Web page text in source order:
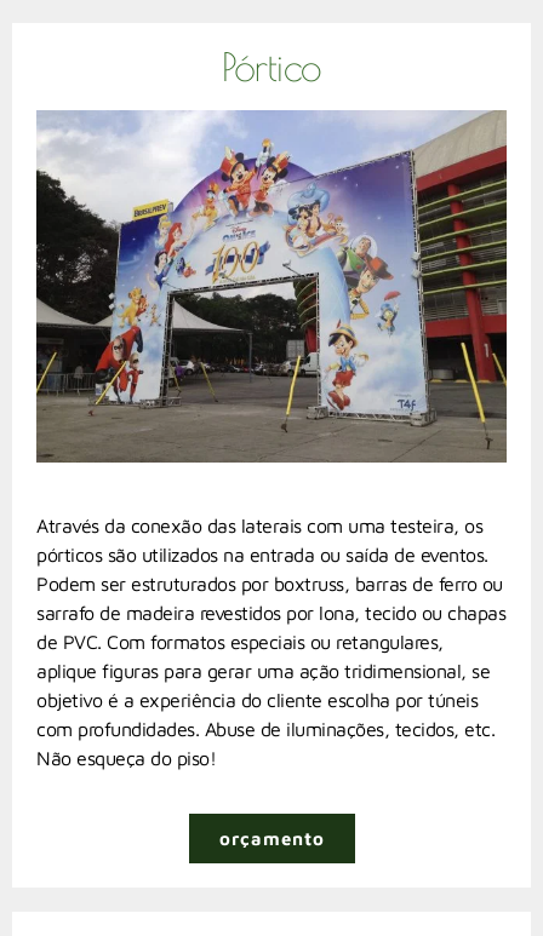
Através da conexão das laterais com uma testeira, os
pórticos são utilizados na entrada ou saída de eventos.
Podem ser estruturados por boxtruss, barras de ferro ou
sarrafo de madeira revestidos por lona, tecido ou chapas
de PVC. Com formatos especiais ou retangulares,
aplique figuras para gerar uma ação tridimensional, se
objetivo é a experiência do cliente escolha por túneis
com profundidades. Abuse de iluminações, tecidos, etc.
Não esqueça do piso!
orçamento
Pórtico